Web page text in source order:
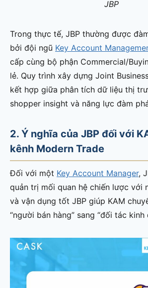
JBP
Trong thực tế, JBP thường được
bởi đội ngũ Key Account
cấp cùng bộ phận Commercial/
lẻ. Quy trình xây dựng Joint
kết hợp giữa phân tích dữ liệu thị
shopper insight và năng lực đàm
2. Ý nghĩa của JBP đối với
kênh Modern Trade
Đối với một Key Account Manager,
quản trị mối quan hệ chiến lược với
và vận dụng tốt JBP giúp KAM
“người bán hàng” sang “đối tác kinh